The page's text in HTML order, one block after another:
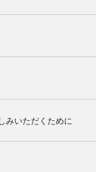
みいただくために